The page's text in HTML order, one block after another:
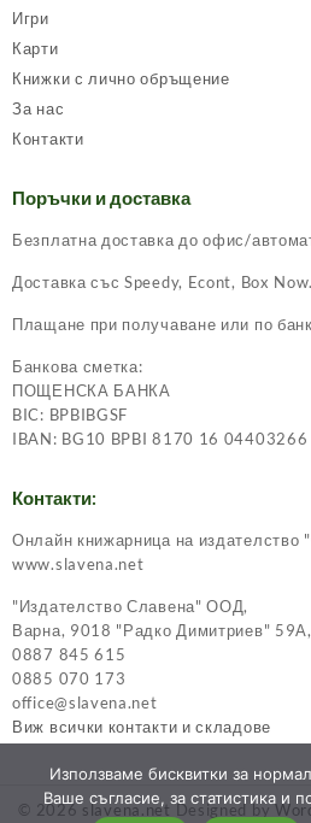
Игри
Карти
Книжки с лично обръщение
За нас
Контакти
Поръчки и доставка
Безплатна доставка до офис/
Доставка със Speedy, Econt, Box Now.
Плащане при получаване или по
Банкова сметка:
ПОЩЕНСКА БАНКА
BIC: BPBIBGSF
IBAN: BG10 BPBI 8170 16 04403266
Контакти:
Онлайн книжарница на издателство
www.slavena.net
"Издателство Славена" ООД,
Варна, 9018 "Радко Димитриев" 59А,
0887 845 615
0885 070 173
office@slavena.net
Виж всички контакти и складове
© 2026slavena.net Designed by
Използваме бисквитки за
Ваше съгласие, за статистика и